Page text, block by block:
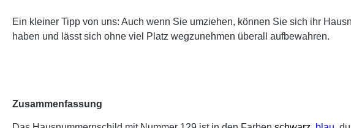
Ein kleiner Tipp von uns: Auch wenn Sie umziehen, können Sie sich ihr
haben und lässt sich ohne viel Platz wegzunehmen überall aufbewahren.
Zusammenfassung